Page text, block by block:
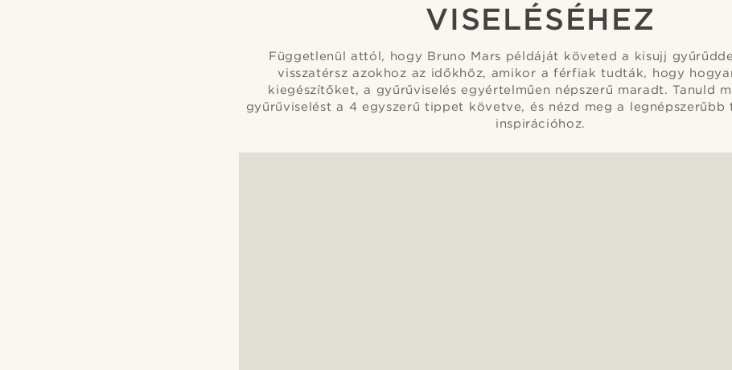
VISELÉSÉHEZ
Függetlenül attól, hogy Bruno Mars példáját követed a kisujj
visszatérsz azokhoz az időkhöz, amikor a férfiak tudták, hogy
kiegészítőket, a gyűrűviselés egyértelműen népszerű maradt. Tanuld
gyűrűviselést a 4 egyszerű tippet követve, és nézd meg a legnépszerűbb
inspirációhoz.